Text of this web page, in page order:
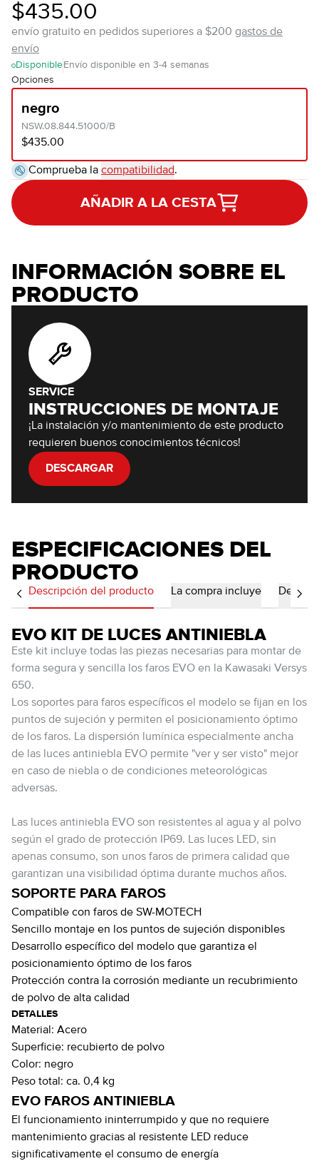
$435.00
envío gratuito en pedidos superiores a $200 gastos de
envío
Disponible Envío disponible en 3-4 semanas
Opciones
negro
NSW.08.844.51000/B
$435.00
Comprueba la compatibilidad.
AÑADIR A LA CESTA
INFORMACIÓN SOBRE EL
PRODUCTO
SERVICE
INSTRUCCIONES DE MONTAJE
¡La instalación y/o mantenimiento de este producto
requieren buenos conocimientos técnicos!
DESCARGAR
ESPECIFICACIONES DEL
PRODUCTO
Descripción del producto La compra incluye Detalles
EVO KIT DE LUCES ANTINIEBLA
Este kit incluye todas las piezas necesarias para montar de
forma segura y sencilla los faros EVO en la Kawasaki Versys
650.
Los soportes para faros específicos el modelo se fijan en los
puntos de sujeción y permiten el posicionamiento óptimo
de los faros. La dispersión lumínica especialmente ancha
de las luces antiniebla EVO permite "ver y ser visto" mejor
en caso de niebla o de condiciones meteorológicas
adversas.
Las luces antiniebla EVO son resistentes al agua y al polvo
según el grado de protección IP69. Las luces LED, sin
apenas consumo, son unos faros de primera calidad que
garantizan una visibilidad óptima durante muchos años.
SOPORTE PARA FAROS
Compatible con faros de SW-MOTECH
Sencillo montaje en los puntos de sujeción disponibles
Desarrollo específico del modelo que garantiza el
posicionamiento óptimo de los faros
Protección contra la corrosión mediante un recubrimiento
de polvo de alta calidad
DETALLES
Material: Acero
Superficie: recubierto de polvo
Color: negro
Peso total: ca. 0,4 kg
EVO FAROS ANTINIEBLA
El funcionamiento ininterrumpido y que no requiere
mantenimiento gracias al resistente LED reduce
significativamente el consumo de energía